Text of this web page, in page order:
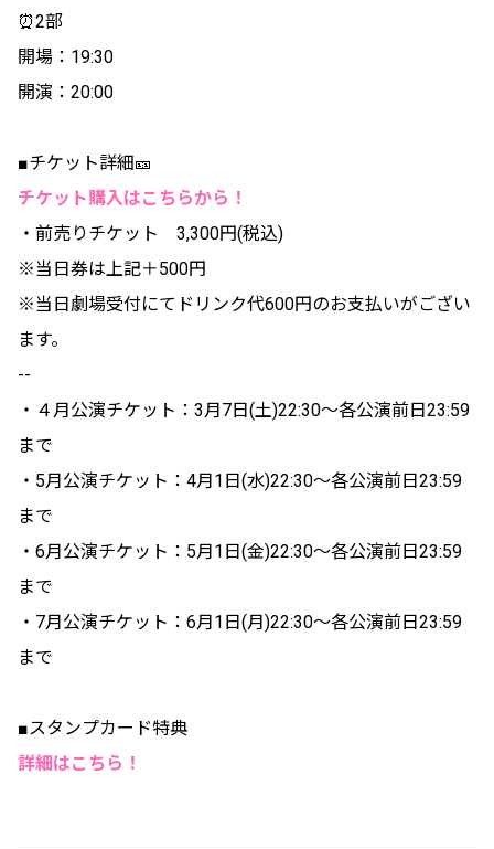
⏰2部
開場：19:30
開演：20:00
■チケット詳細🎫
チケット購入はこちらから！
・前売りチケット 3,300円(税込)
※当日券は上記＋500円
※当日劇場受付にてドリンク代600円のお支払いがござい
ます。
--
・４月公演チケット：3月7日(土)22:30～各公演前日23:59
まで
・5月公演チケット：4月1日(水)22:30～各公演前日23:59
まで
・6月公演チケット：5月1日(金)22:30～各公演前日23:59
まで
・7月公演チケット：6月1日(月)22:30～各公演前日23:59
まで
■スタンプカード特典
詳細はこちら！